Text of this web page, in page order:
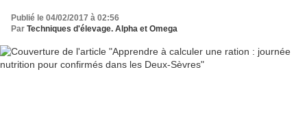
Publié le 04/02/2017 à 02:56
Par Techniques d'élevage. Alpha et Omega